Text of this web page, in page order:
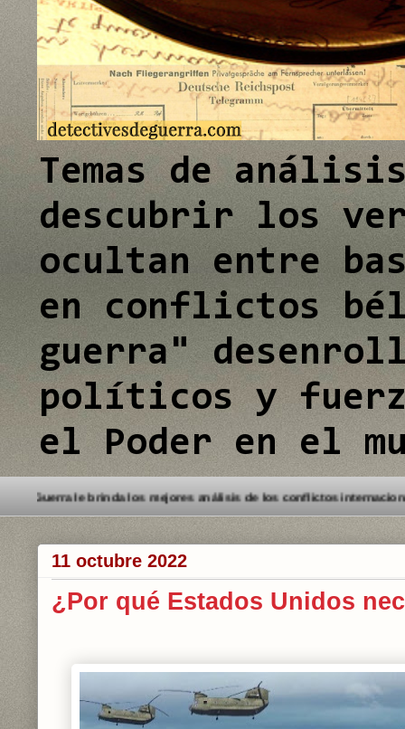
Temas de
descubrir los
ocultan entre
en conflictos
guerra"
políticos y
el Poder en el
a este Blog. Detectives de Guerra le brinda los mejores análisis de
11 octubre 2022
¿Por qué Estados Unidos